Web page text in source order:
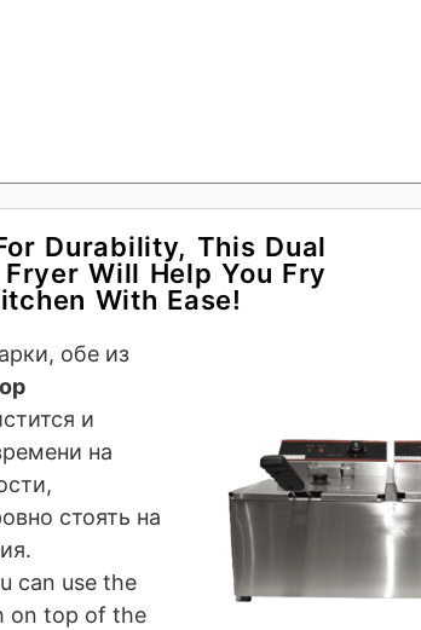
Durability, This Dual
Will Help You Fry
With Ease!
обе из
и
на
стоять на
can use the
on top of the